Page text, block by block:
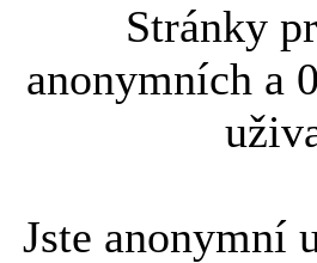
Stránky
anonymních a
Jste anonymní